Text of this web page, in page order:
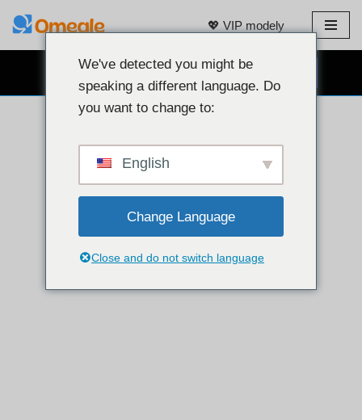
💖 VIP modely
CHAT S WEBOVOU KAMEROU ZDARMA 👉
We've detected you might be
speaking a different language. Do
you want to change to:
English
Change Language
Close and do not switch language